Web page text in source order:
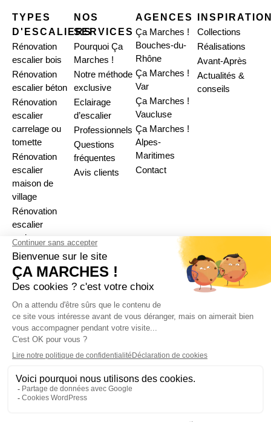
TYPES
D'ESCALIERS
Rénovation
escalier bois
Rénovation
escalier béton
Rénovation
escalier
carrelage ou
tomette
Rénovation
escalier
maison de
village
Rénovation
escalier
maison neuve
Rénovation
escalier
immeuble
NOS
SERVICES
Pourquoi Ça
Marches !
Notre méthode
exclusive
Eclairage
d’escalier
Professionnels
Questions
fréquentes
Avis clients
AGENCES
Ça Marches !
Bouches-du-
Rhône
Ça Marches !
Var
Ça Marches !
Vaucluse
Ça Marches !
Alpes-
Maritimes
Contact
Collections
Réalisations
Avant-Après
Actualités &
conseils
Plan du site
Mentions légales
Politique de confidentialité